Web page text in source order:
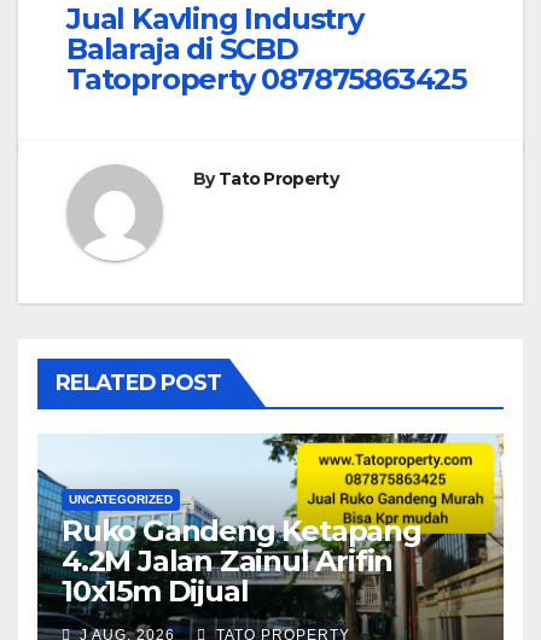
Jual Kavling Industry
Balaraja di SCBD
Tatoproperty 087875863425
ByTato Property
RELATED POST
UNCATEGORIZED
Ruko Gandeng Ketapang
4.2M Jalan Zainul Arifin
10x15m Dijual
J AUG, 2026 TATO PROPERTY